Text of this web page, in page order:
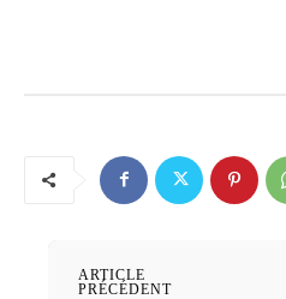
ARTICLE
PRÉCÉDENT